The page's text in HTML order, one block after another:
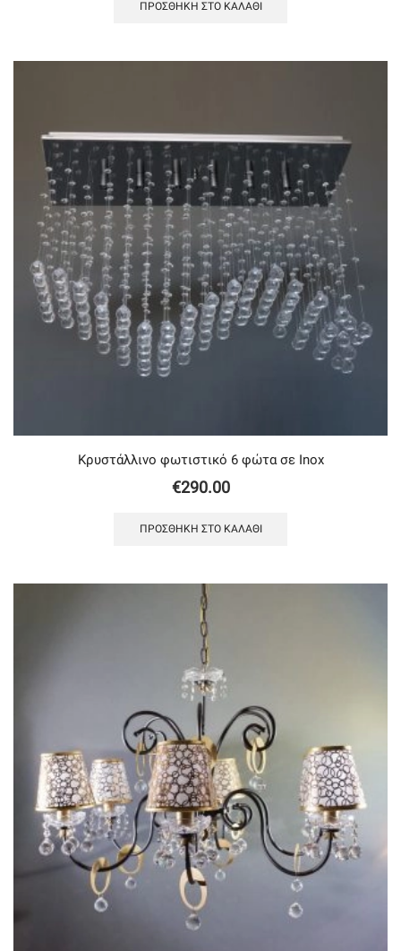
ΠΡΟΣΘΉΚΗ ΣΤΟ ΚΑΛΆΘΙ
Κρυστάλλινο φωτιστικό 6 φώτα σε Inox
€290.00
ΠΡΟΣΘΉΚΗ ΣΤΟ ΚΑΛΆΘΙ